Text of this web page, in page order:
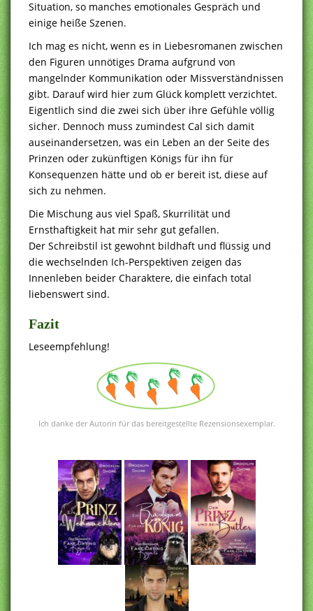
Situation, so manches emotionales Gespräch und
einige heiße Szenen.
Ich mag es nicht, wenn es in Liebesromanen zwischen
den Figuren unnötiges Drama aufgrund von
mangelnder Kommunikation oder Missverständnissen
gibt. Darauf wird hier zum Glück komplett verzichtet.
Eigentlich sind die zwei sich über ihre Gefühle völlig
sicher. Dennoch muss zumindest Cal sich damit
auseinandersetzen, was ein Leben an der Seite des
Prinzen oder zukünftigen Königs für ihn für
Konsequenzen hätte und ob er bereit ist, diese auf
sich zu nehmen.
Die Mischung aus viel Spaß, Skurrilität und
Ernsthaftigkeit hat mir sehr gut gefallen.
Der Schreibstil ist gewohnt bildhaft und flüssig und
die wechselnden Ich-Perspektiven zeigen das
Innenleben beider Charaktere, die einfach total
liebenswert sind.
Fazit
Leseempfehlung!
Ich danke der Autorin für das bereitgestellte Rezensionsexemplar.